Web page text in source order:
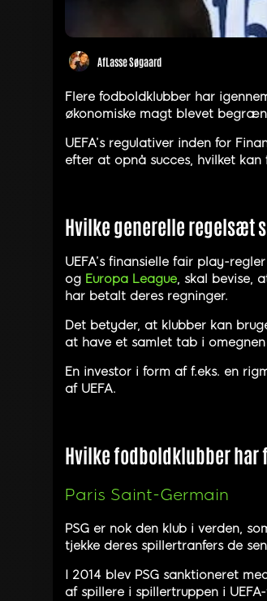
AfLasse Søgaard
Flere fodboldklubber har
økonomiske magt blevet
UEFA’s regulativer inden for
efter at opnå succes, hvilket
Hvilke generelle regelsæt
UEFA’s finansielle fair play-
og Europa League, skal bevise,
har betalt deres regninger.
Det betyder, at klubber kan
at have et samlet tab i
En investor i form af f.eks. en
af UEFA.
Hvilke fodboldklubber har
Paris Saint-Germain
PSG er nok den klub i verden,
tjekke deres spillertranfers de
I 2014 blev PSG sanktioneret
af spillere i spillertruppen i